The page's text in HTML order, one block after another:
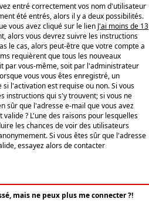
entré correctement vos nom d'utilisateur
été entrés, alors il y a deux possibilités.
vous avez cliqué sur le lien J'ai moins de 13
alors vous devrez suivre les instructions
le cas, alors peut-être que votre compte a
requièrent que tous les nouveaux
par vous-même, soit par l'administrateur
vous vous êtes enregistré, un
l'activation est requise ou non. Si vous
instructions qui s'y trouvent; si vous ne
sûr que l'adresse e-mail que vous avez
? L'une des raisons pour lesquelles
les chances de voir des utilisateurs
Si vous êtes sûr que l'adresse
essayez alors de contacter
mais ne peux plus me connecter ?!